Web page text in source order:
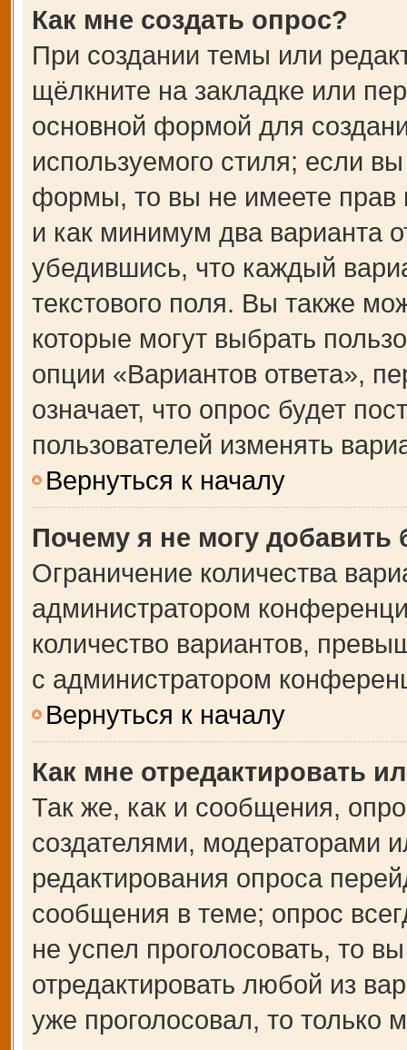
Как мне создать опрос?
При создании темы или
щёлкните на закладке или
основной формой для
используемого стиля; если
формы, то вы не имеете прав
и как минимум два варианта
убедившись, что каждый
текстового поля. Вы также
которые могут выбрать
опции «Вариантов ответа»,
означает, что опрос будет
пользователей изменять
Вернуться к началу
Почему я не могу добавить
Ограничение количества
администратором
количество вариантов,
с администратором
Вернуться к началу
Как мне отредактировать
Так же, как и сообщения,
создателями, модераторами
редактирования опроса
сообщения в теме; опрос
не успел проголосовать, то
отредактировать любой из
уже проголосовал, то только